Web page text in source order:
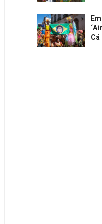
Cá